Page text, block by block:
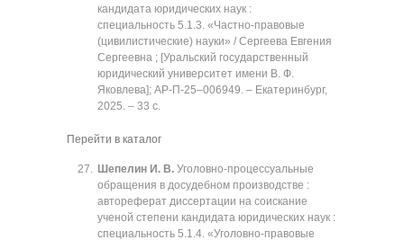
кандидата юридических наук :
специальность 5.1.3. «Частно-правовые
(цивилистические) науки» / Сергеева Евгения
Сергеевна ; [Уральский государственный
юридический университет имени В. Ф.
Яковлева]; АР-П-25‒006949. ‒ Екатеринбург,
2025. ‒ 33 с.
Перейти в каталог
Шепелин И. В. Уголовно-процессуальные
обращения в досудебном производстве :
автореферат диссертации на соискание
ученой степени кандидата юридических наук :
специальность 5.1.4. «Уголовно-правовые